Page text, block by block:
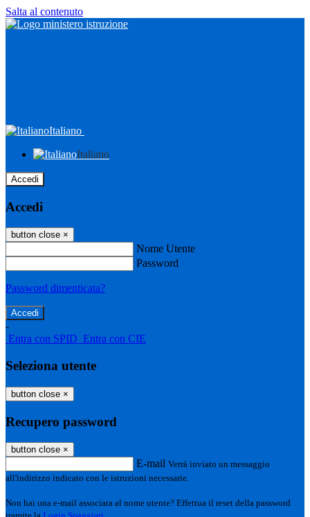
Salta al contenuto
Italiano
Italiano
Accedi
Accedi
button close ×
Nome Utente
Password
Password dimenticata?
-
Entra con SPID Entra con CIE
Seleziona utente
button close ×
Recupero password
button close ×
E-mail Verrà inviato un messaggio
all'indirizzo indicato con le istruzioni necessarie.
Non hai una e-mail associata al nome utente? Effettua il reset della password